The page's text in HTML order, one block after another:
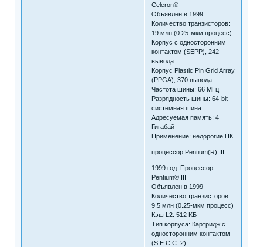
Celeron®
Объявлен в 1999
Количество транзисторов:
19 млн (0.25-мкм процесс)
Корпус с односторонним
контактом (SEPP), 242
вывода
Корпус Plastic Pin Grid Array
(PPGA), 370 вывода
Частота шины: 66 МГц
Разрядность шины: 64-bit
системная шина
Адресуемая память: 4
Гигабайт
Применение: недорогие ПК
процессор Pentium(R) III
1999 год: Процессор
Pentium® III
Объявлен в 1999
Количество транзисторов:
9.5 млн (0.25-мкм процесс)
Кэш L2: 512 KБ
Тип корпуса: Картридж с
односторонним контактом
(S.E.C.C. 2)